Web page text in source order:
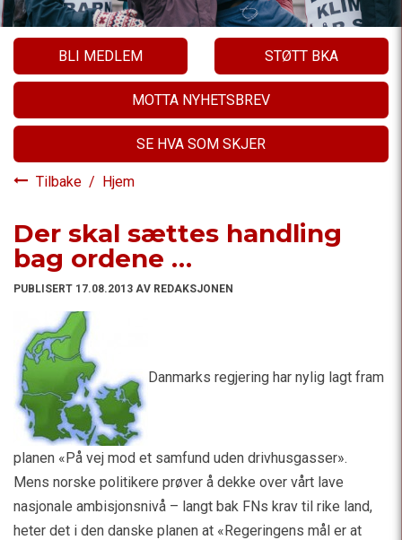
BLI MEDLEM STØTT BKA
MOTTA NYHETSBREV
SE HVA SOM SKJER
Tilbake / Hjem
Der skal sættes handling
bag ordene …
PUBLISERT 17.08.2013 AV REDAKSJONEN
Danmarks regjering har nylig lagt fram
planen «På vej mod et samfund uden drivhusgasser».
Mens norske politikere prøver å dekke over vårt lave
nasjonale ambisjonsnivå – langt bak FNs krav til rike land,
heter det i den danske planen at «Regeringens mål er at